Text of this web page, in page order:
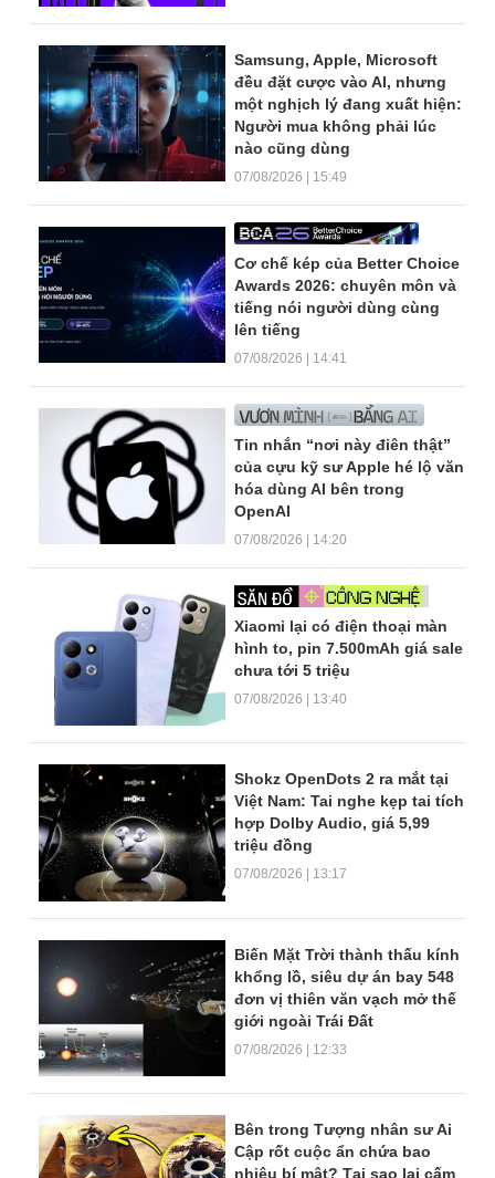
Samsung, Apple, Microsoft
đều đặt cược vào AI, nhưng
một nghịch lý đang xuất hiện:
Người mua không phải lúc
nào cũng dùng
07/08/2026 | 15:49
Cơ chế kép của Better Choice
Awards 2026: chuyên môn và
tiếng nói người dùng cùng
lên tiếng
07/08/2026 | 14:41
Tin nhắn “nơi này điên thật”
của cựu kỹ sư Apple hé lộ văn
hóa dùng AI bên trong
OpenAI
07/08/2026 | 14:20
Xiaomi lại có điện thoại màn
hình to, pin 7.500mAh giá sale
chưa tới 5 triệu
07/08/2026 | 13:40
Shokz OpenDots 2 ra mắt tại
Việt Nam: Tai nghe kẹp tai tích
hợp Dolby Audio, giá 5,99
triệu đồng
07/08/2026 | 13:17
Biến Mặt Trời thành thấu kính
khổng lồ, siêu dự án bay 548
đơn vị thiên văn vạch mở thế
giới ngoài Trái Đất
07/08/2026 | 12:33
Bên trong Tượng nhân sư Ai
Cập rốt cuộc ẩn chứa bao
nhiêu bí mật? Tại sao lại cấm